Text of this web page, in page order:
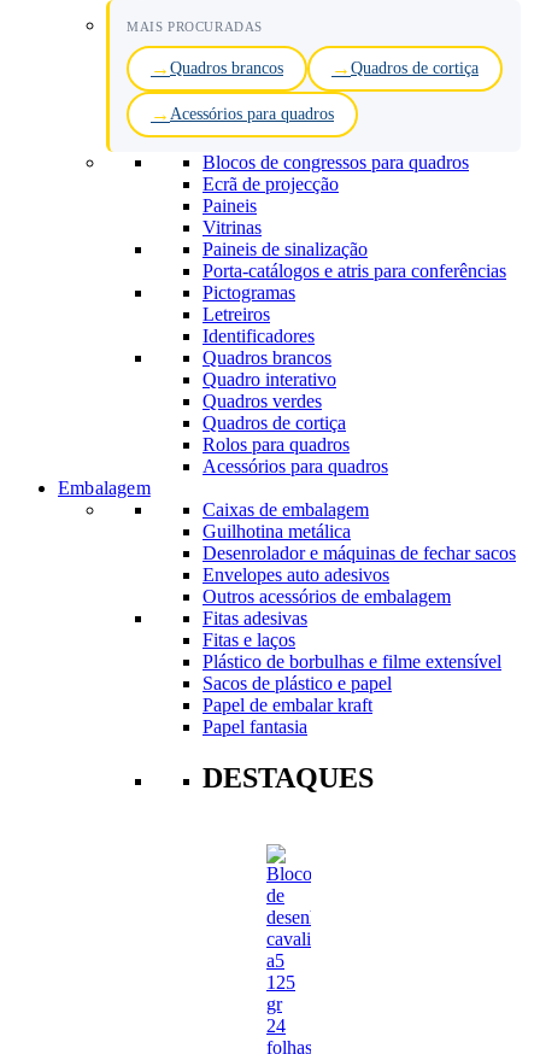
MAIS PROCURADAS
Quadros brancos Quadros de cortiça
Acessórios para quadros
Blocos de congressos para quadros
Ecrã de projecção
Paineis
Vitrinas
Paineis de sinalização
Porta-catálogos e atris para conferências
Pictogramas
Letreiros
Identificadores
Quadros brancos
Quadro interativo
Quadros verdes
Quadros de cortiça
Rolos para quadros
Acessórios para quadros
Embalagem
Caixas de embalagem
Guilhotina metálica
Desenrolador e máquinas de fechar sacos
Envelopes auto adesivos
Outros acessórios de embalagem
Fitas adesivas
Fitas e laços
Plástico de borbulhas e filme extensível
Sacos de plástico e papel
Papel de embalar kraft
Papel fantasia
DESTAQUES